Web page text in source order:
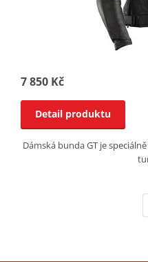
7 850 Kč
Detail produktu
Dámská bunda GT je